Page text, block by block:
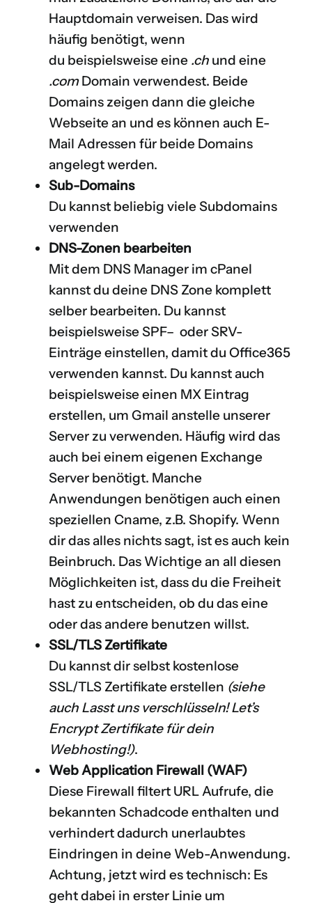
Hauptdomain verweisen. Das wird
häufig benötigt, wenn
du beispielsweise eine .ch und eine
.comDomain verwendest. Beide
Domains zeigen dann die gleiche
Webseite an und es können auch E-
Mail Adressen für beide Domains
angelegt werden.
Sub-Domains
Du kannst beliebig viele Subdomains
verwenden
DNS-Zonen bearbeiten
Mit dem DNS Manager im cPanel
kannst du deine DNS Zone komplett
selber bearbeiten. Du kannst
beispielsweise SPF– oderSRV-
Einträge einstellen, damit du Office365
verwenden kannst. Du kannst auch
beispielsweise einen MX Eintrag
erstellen, um Gmail anstelle unserer
Server zu verwenden. Häufig wird das
auch bei einem eigenen Exchange
Server benötigt. Manche
Anwendungen benötigen auch einen
speziellen Cname, z.B. Shopify. Wenn
dir das alles nichts sagt, ist es auch kein
Beinbruch. Das Wichtige an all diesen
Möglichkeiten ist, dass du die Freiheit
hast zu entscheiden, ob du das eine
oder das andere benutzen willst.
SSL/TLS Zertifikate
Du kannst dir selbst kostenlose
SSL/TLS Zertifikate erstellen (siehe
auch Lasst uns verschlüsseln! Let’s
Encrypt Zertifikate für dein
Webhosting!).
Web Application Firewall (WAF)
Diese Firewall filtert URL Aufrufe, die
bekannten Schadcode enthalten und
verhindert dadurch unerlaubtes
Eindringen in deine Web-Anwendung.
Achtung, jetzt wird es technisch: Es
geht dabei in erster Linie um